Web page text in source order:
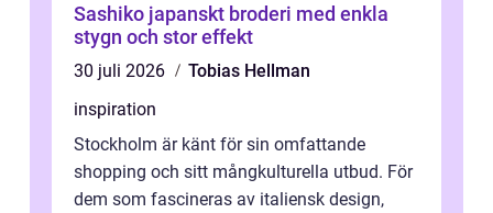
Sashiko japanskt broderi med enkla
stygn och stor effekt
30 juli 2026
Tobias Hellman
inspiration
Stockholm är känt för sin omfattande
shopping och sitt mångkulturella utbud. För
dem som fascineras av italiensk design,